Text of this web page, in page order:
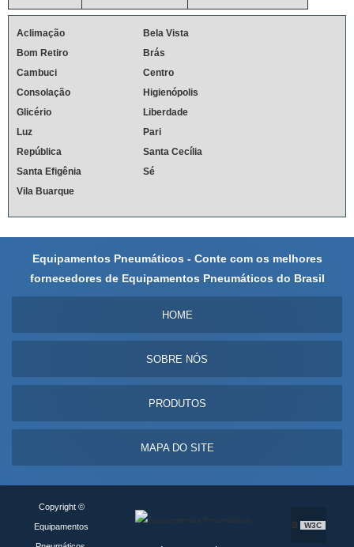
Aclimação
Bela Vista
Bom Retiro
Brás
Cambuci
Centro
Consolação
Higienópolis
Glicério
Liberdade
Luz
Pari
República
Santa Cecília
Santa Efigênia
Sé
Vila Buarque
Equipamentos Pneumáticos - Conte com os melhores
fornecedores de Equipamentos Pneumáticos do Brasil
HOME
SOBRE NÓS
PRODUTOS
MAPA DO SITE
Copyright ©
Equipamentos W3C